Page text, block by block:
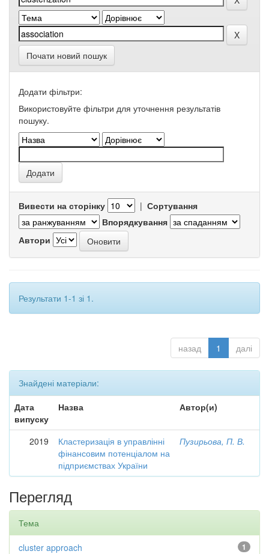
Почати новий пошук
Додати фільтри:
Використовуйте фільтри для уточнення результатів
пошуку.
Вивести на сторінку | Сортування
Впорядкування
Автори
Результати 1-1 зі 1.
назад 1 далі
Знайдені матеріали:
Дата
випуску
Назва Автор(и)
2019
Кластеризація в управлінні
фінансовим потенціалом на
підприємствах України
Пузирьова, П. В.
Перегляд
Тема
1
cluster approach